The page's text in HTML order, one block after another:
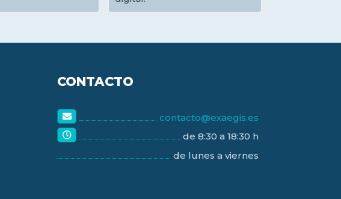
CONTACTO
contacto@exaegis.es
de 8:30 a 18:30 h
de lunes a viernes